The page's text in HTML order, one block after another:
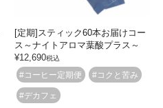
[定期]スティック60本お届けコー
ス～ナイトアロマ葉酸プラス～
¥12,690税込
#コーヒー定期便 #コクと苦み
#デカフェ